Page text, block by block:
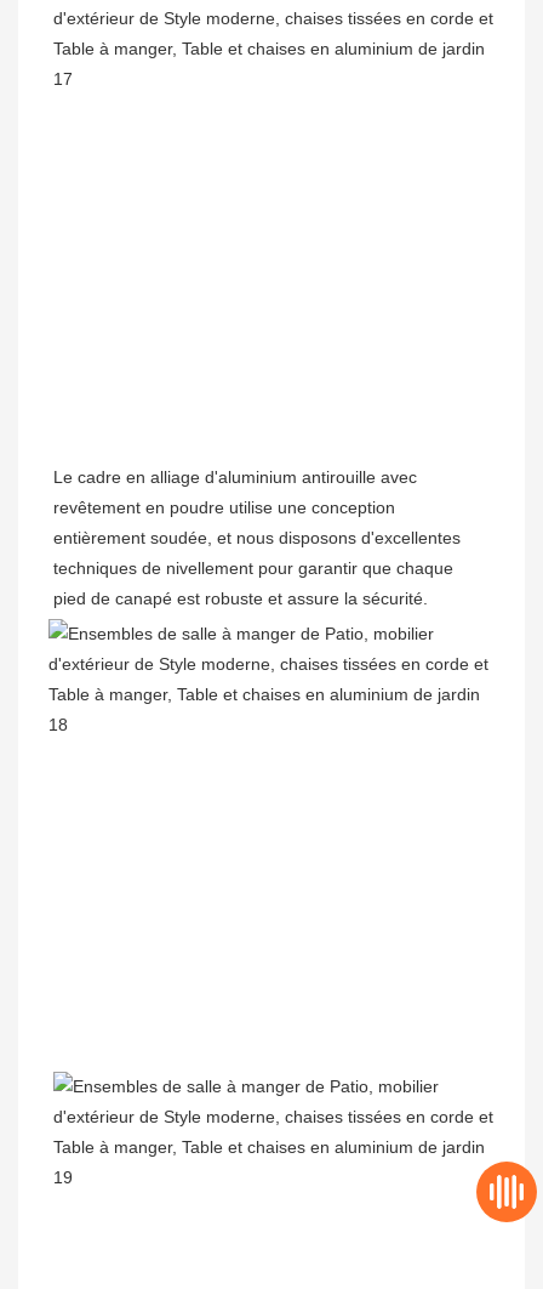
Le cadre en alliage d'aluminium antirouille avec
revêtement en poudre utilise une conception
entièrement soudée, et nous disposons d'excellentes
techniques de nivellement pour garantir que chaque